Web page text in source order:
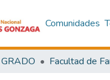
Comunidades